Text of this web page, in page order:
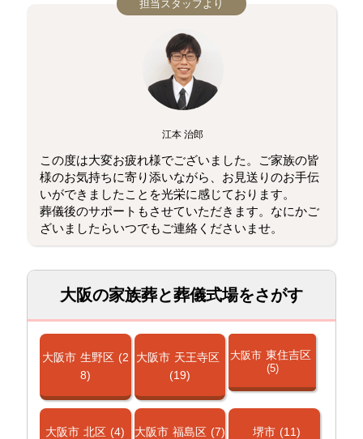
担当スタッフより
江本 治郎
この度は大変お疲れ様でございました。ご家族の皆
様のお気持ちに寄り添いながら、お見送りのお手伝
いができましたことを光栄に感じております。
葬儀後のサポートもさせていただきます。なにかご
ざいましたらいつでもご連絡くださいませ。
大阪の家族葬と葬儀式場をさがす
大阪市 生野区 (2
8)
大阪市 天王寺区
(19)
大阪市 東住吉区
(5)
大阪市 北区 (4) 大阪市 福島区 (7) 堺市 (11)